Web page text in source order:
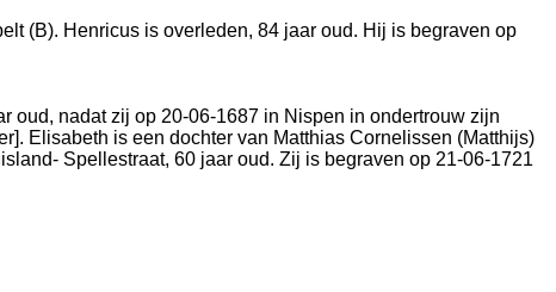
(B). Henricus is overleden, 84 jaar oud. Hij is begraven op
oud, nadat zij op 20-06-1687 in Nispen in ondertrouw zijn
]. Elisabeth is een dochter van Matthias Cornelissen (Matthijs)
Spellestraat, 60 jaar oud. Zij is begraven op 21-06-1721